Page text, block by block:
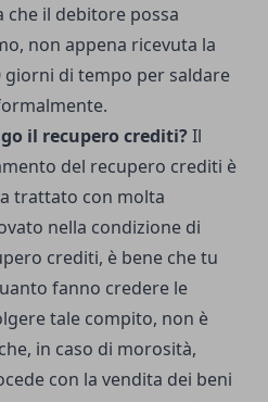
che il debitore possa
non appena ricevuta la
giorni di tempo per saldare
il recupero crediti?Il
del recupero crediti è
trattato con molta
nella condizione di
crediti, è bene che tu
fanno credere le
tale compito, non è
in caso di morosità,
con la vendita dei beni